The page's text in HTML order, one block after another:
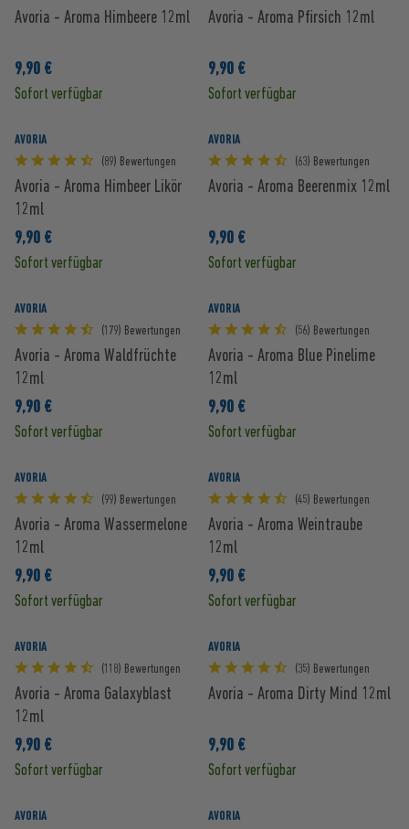
Avoria - Aroma Himbeere 12ml
9,90 €
Sofort verfügbar
Avoria - Aroma Pfirsich 12ml
9,90 €
Sofort verfügbar
AVORIA
(89) Bewertungen
Avoria - Aroma Himbeer Likör
12ml
9,90 €
Sofort verfügbar
AVORIA
(63) Bewertungen
Avoria - Aroma Beerenmix 12ml
9,90 €
Sofort verfügbar
AVORIA
(179) Bewertungen
Avoria - Aroma Waldfrüchte
12ml
9,90 €
Sofort verfügbar
AVORIA
(56) Bewertungen
Avoria - Aroma Blue Pinelime
12ml
9,90 €
Sofort verfügbar
AVORIA
(99) Bewertungen
Avoria - Aroma Wassermelone
12ml
9,90 €
Sofort verfügbar
AVORIA
(45) Bewertungen
Avoria - Aroma Weintraube
12ml
9,90 €
Sofort verfügbar
AVORIA
(118) Bewertungen
Avoria - Aroma Galaxyblast
12ml
9,90 €
Sofort verfügbar
AVORIA
(35) Bewertungen
Avoria - Aroma Dirty Mind 12ml
9,90 €
Sofort verfügbar
AVORIA
AVORIA